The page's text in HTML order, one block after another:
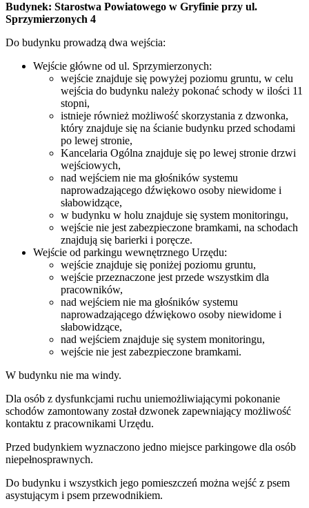
Budynek: Starostwa Powiatowego w Gryfinie przy ul.
Sprzymierzonych 4
Do budynku prowadzą dwa wejścia:
Wejście główne od ul. Sprzymierzonych:
wejście znajduje się powyżej poziomu gruntu, w celu
wejścia do budynku należy pokonać schody w ilości 11
stopni,
istnieje również możliwość skorzystania z dzwonka,
który znajduje się na ścianie budynku przed schodami
po lewej stronie,
Kancelaria Ogólna znajduje się po lewej stronie drzwi
wejściowych,
nad wejściem nie ma głośników systemu
naprowadzającego dźwiękowo osoby niewidome i
słabowidzące,
w budynku w holu znajduje się system monitoringu,
wejście nie jest zabezpieczone bramkami, na schodach
znajdują się barierki i poręcze.
Wejście od parkingu wewnętrznego Urzędu:
wejście znajduje się poniżej poziomu gruntu,
wejście przeznaczone jest przede wszystkim dla
pracowników,
nad wejściem nie ma głośników systemu
naprowadzającego dźwiękowo osoby niewidome i
słabowidzące,
nad wejściem znajduje się system monitoringu,
wejście nie jest zabezpieczone bramkami.
W budynku nie ma windy.
Dla osób z dysfunkcjami ruchu uniemożliwiającymi pokonanie
schodów zamontowany został dzwonek zapewniający możliwość
kontaktu z pracownikami Urzędu.
Przed budynkiem wyznaczono jedno miejsce parkingowe dla osób
niepełnosprawnych.
Do budynku i wszystkich jego pomieszczeń można wejść z psem
asystującym i psem przewodnikiem.